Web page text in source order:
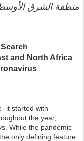
منطقة الشرق
Search
and North Africa
it started with
the year,
While the pandemic
only defining feature